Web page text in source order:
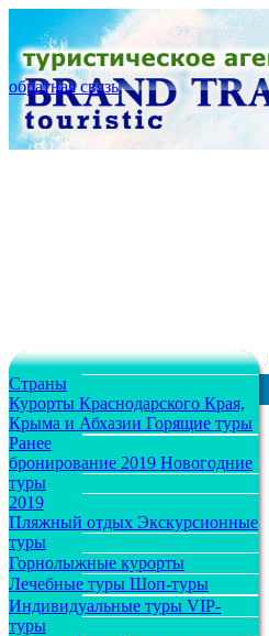
обратная связь
Страны
Курорты Краснодарского Края,
Крыма и Абхазии Горящие туры
Ранее
бронирование 2019 Новогодние
туры
2019
Пляжный отдых Экскурсионные
туры
Горнолыжные курорты
Лечебные туры Шоп-туры
Индивидуальные туры VIP-
туры